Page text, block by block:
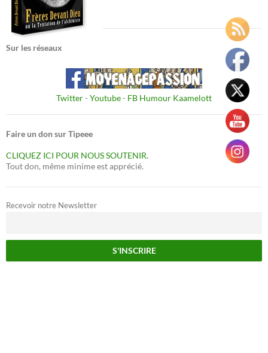
Sur les réseaux
Twitter- Youtube- FB Humour Kaamelott
Faire un don sur Tipeee
CLIQUEZ ICI POUR NOUS SOUTENIR.
Tout don, même minime est apprécié.
Recevoir notre Newsletter